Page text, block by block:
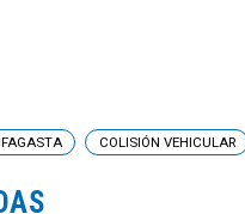
COLISIÓN VEHICULAR